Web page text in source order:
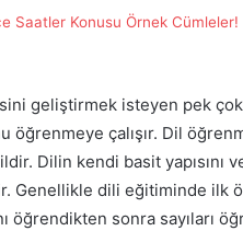
Saatler Konusu Örnek Cümleler!
geliştirmek isteyen pek
öğrenmeye çalışır. Dil
Dilin kendi basit yapısını
Genellikle dili eğitiminde ilk
öğrendikten sonra sayıları